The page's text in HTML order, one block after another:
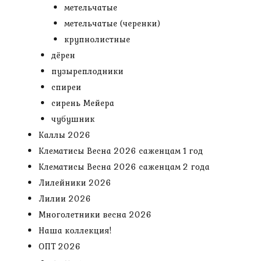
метельчатые
метельчатые (черенки)
крупнолистные
дёрен
пузыреплодники
спиреи
сирень Мейера
чубушник
Каллы 2026
Клематисы Весна 2026 саженцам 1 год
Клематисы Весна 2026 саженцам 2 года
Лилейники 2026
Лилии 2026
Многолетники весна 2026
Наша коллекция!
ОПТ 2026